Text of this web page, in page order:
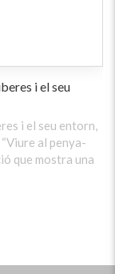
i el seu
i el seu entorn,
al penya-
que mostra una